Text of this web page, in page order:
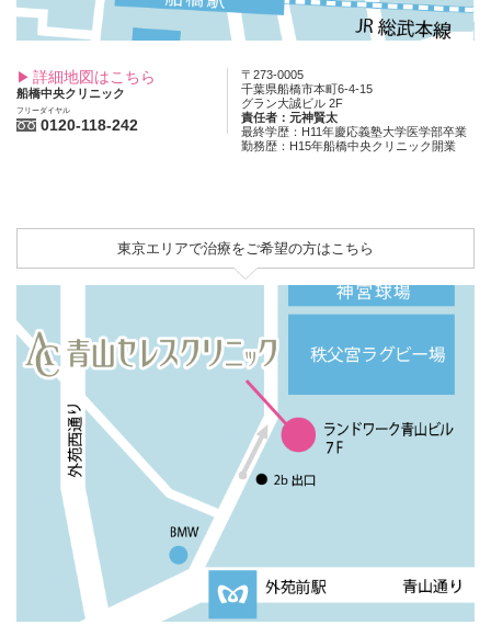
詳細地図はこちら
船橋中央クリニック
フリーダイヤル
0120-118-242
〒273-0005
千葉県船橋市本町6-4-15
グラン大誠ビル 2F
責任者：元神賢太
最終学歴：H11年慶応義塾大学医学部卒業
勤務歴：H15年船橋中央クリニック開業
東京エリアで治療をご希望の方はこちら